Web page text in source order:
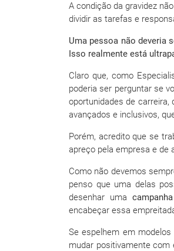
A condição da gravidez
dividir as tarefas e
Uma pessoa não deveria
Isso realmente está
Claro que, como
poderia ser perguntar se
oportunidades de
avançados e inclusivos,
Porém, acredito que se
apreço pela empresa e de
Como não devemos
penso que uma delas
desenhar uma
encabeçar essa
Se espelhem em
mudar positivamente